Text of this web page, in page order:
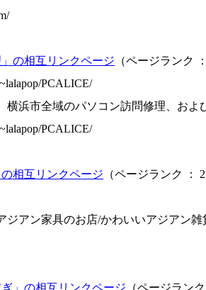
の相互リンクページ （ページランク
PCALICE/
浜市全域のパソコン訪問修理、およ
PCALICE/
相互リンクページ （ページランク ：
ジアン家具のお店/かわいいアジアン